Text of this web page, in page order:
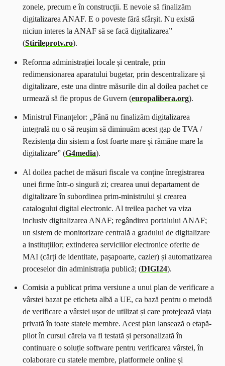
zonele, precum e în construcții. E nevoie să finalizăm
digitalizarea ANAF. E o poveste fără sfârșit. Nu există
niciun interes la ANAF să se facă digitalizarea”
(Stirileprotv.ro).
Reforma administrației locale și centrale, prin
redimensionarea aparatului bugetar, prin descentralizare și
digitalizare, este una dintre măsurile din al doilea pachet ce
urmează să fie propus de Guvern (europalibera.org).
Ministrul Finanțelor: „Până nu finalizăm digitalizarea
integrală nu o să reușim să diminuăm acest gap de TVA /
Rezistența din sistem a fost foarte mare și rămâne mare la
digitalizare” (G4media).
Al doilea pachet de măsuri fiscale va conține înregistrarea
unei firme într-o singură zi; crearea unui departament de
digitalizare în subordinea prim-ministrului și crearea
catalogului digital electronic. Al treilea pachet va viza
inclusiv digitalizarea ANAF; regândirea portalului ANAF;
un sistem de monitorizare centrală a gradului de digitalizare
a instituțiilor; extinderea serviciilor electronice oferite de
MAI (cărți de identitate, pașapoarte, cazier) și automatizarea
proceselor din administrația publică; (DIGI24).
Comisia a publicat prima versiune a unui plan de verificare a
vârstei bazat pe eticheta albă a UE, ca bază pentru o metodă
de verificare a vârstei ușor de utilizat și care protejează viața
privată în toate statele membre. Acest plan lansează o etapă-
pilot în cursul căreia va fi testată și personalizată în
continuare o soluție software pentru verificarea vârstei, în
colaborare cu statele membre, platformele online și